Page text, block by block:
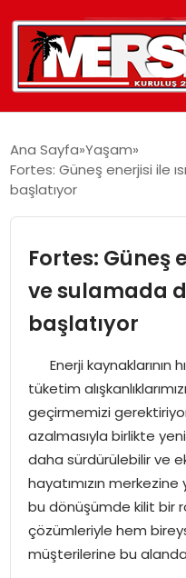
YAŞAM
EĞITIM
SPOR
EKONOMI
MAGAZIN
DÜNYA
OTOMOBIL
Ana Sayfa Yaşam
Fortes: Güneş enerjisi ile
başlatıyor
Fortes: Güneş
ve sulamada
başlatıyor
Enerji kaynaklarının
tüketim
geçirmemizi
azalmasıyla birlikte
daha sürdürülebilir ve
hayatımızın
bu dönüşümde kilit bir
çözümleriyle hem
müşterilerine bu